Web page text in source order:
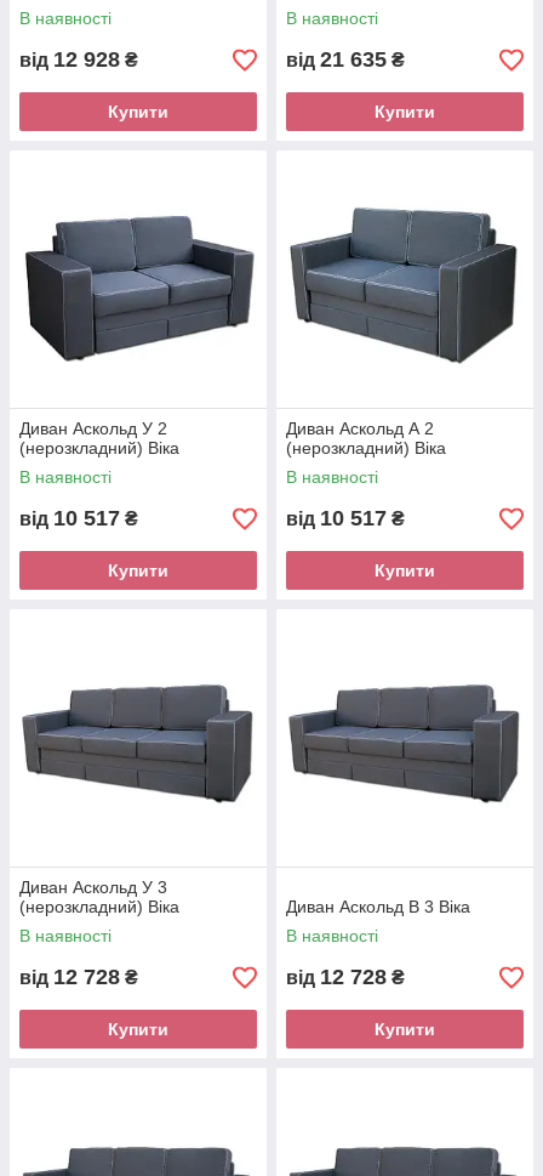
В наявності
від 12 928 ₴
Купити
В наявності
від 21 635 ₴
Купити
Диван Аскольд У 2
(нерозкладний) Віка
В наявності
від 10 517 ₴
Купити
Диван Аскольд А 2
(нерозкладний) Віка
В наявності
від 10 517 ₴
Купити
Диван Аскольд У 3
(нерозкладний) Віка
В наявності
від 12 728 ₴
Купити
Диван Аскольд В 3 Віка
В наявності
від 12 728 ₴
Купити